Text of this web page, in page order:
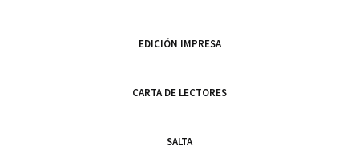
EDICIÓN IMPRESA
CARTA DE LECTORES
SALTA